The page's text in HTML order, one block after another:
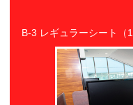
B-3 レギュラーシート（